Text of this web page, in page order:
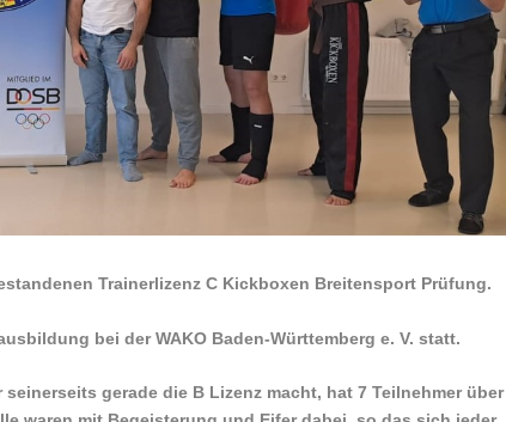
Trainerlizenz C Kickboxen Breitensport Prüfung.
bei der WAKO Baden-Württemberg e. V. statt.
gerade die B Lizenz macht, hat 7 Teilnehmer über